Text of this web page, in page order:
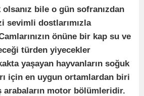
olsanız bile o gün sofranızdan
sevimli dostlarımızla
önüne bir kap su ve
türden yiyecekler
yaşayan hayvanların soğuk
için en uygun ortamlardan biri
arabaların motor bölümleridir.